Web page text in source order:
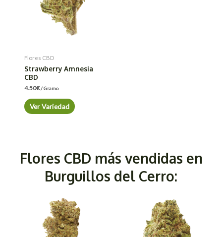
Flores CBD
Strawberry Amnesia
CBD
4.50€/ Gramo
Ver Variedad
Flores CBD más vendidas en
Burguillos del Cerro: